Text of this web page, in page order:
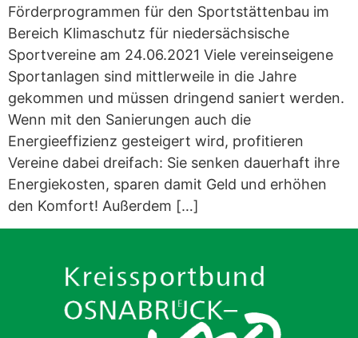
Förderprogrammen für den Sportstättenbau im
Bereich Klimaschutz für niedersächsische
Sportvereine am 24.06.2021 Viele vereinseigene
Sportanlagen sind mittlerweile in die Jahre
gekommen und müssen dringend saniert werden.
Wenn mit den Sanierungen auch die
Energieeffizienz gesteigert wird, profitieren
Vereine dabei dreifach: Sie senken dauerhaft ihre
Energiekosten, sparen damit Geld und erhöhen
den Komfort! Außerdem […]